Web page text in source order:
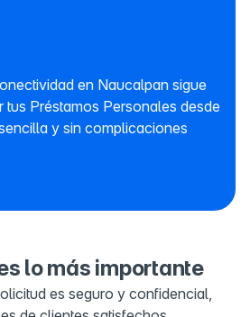
en Naucalpan sigue
tus Préstamos Personales desde
y sin complicaciones
lo más importante
es seguro y confidencial,